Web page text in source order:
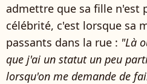
admettre que sa fille n'est
célébrité, c'est lorsque sa
passants dans la rue : "Là
que j'ai un statut un peu
lorsqu'on me demande de